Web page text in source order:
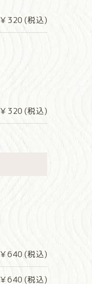
￥320 (税込)
￥320 (税込)
￥640 (税込)
￥640 (税込)